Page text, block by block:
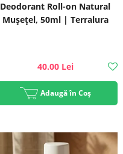
Deodorant Roll-on Natural
Mușețel, 50ml | Terralura
40.00 Lei
Adaugă în Coș